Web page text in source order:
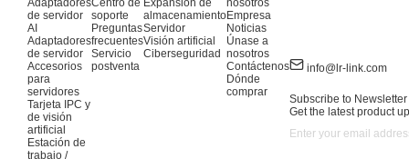
de servidor
AI
Adaptadores
de servidor
Accesorios
para
servidores
Tarjeta IPC y
de visión
artificial
Estación de
trabajo /
soporte
Preguntas
frecuentes
Servicio
postventa
almacenamiento
Servidor
Visión artificial
Ciberseguridad
Empresa
Noticias
Únase a
nosotros
Contáctenos
Dónde
comprar
info@lr-link.com
Subscribe to Newsletter
Get the latest product